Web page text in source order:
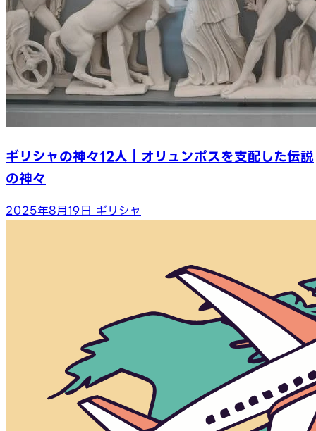
ギリシャの神々12人｜オリュンポスを支配した伝説
の神々
2025年8月19日 ギリシャ